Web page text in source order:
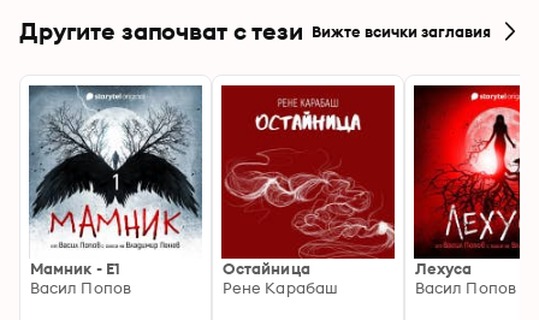
Другите започват с тези Вижте всички заглавия
Мамник - E1
Васил Попов
Остайница
Рене Карабаш
Лехуса
Васил Попов